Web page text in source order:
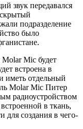
звук передавался
подразделение
было
Mic будет
встроена в
иметь отдельный
Molar Mic Питер
радиоустройством
в ткань,
для создания в чего-